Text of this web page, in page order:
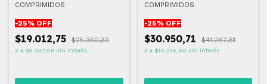
COMPRIMIDOS
-25% OFF
$19.012,75 $25.350,33
3 x $6.337,58 sin interés
COMPRIMIDOS
-25% OFF
$30.950,71 $41.267,61
3 x $10.316,90 sin interés